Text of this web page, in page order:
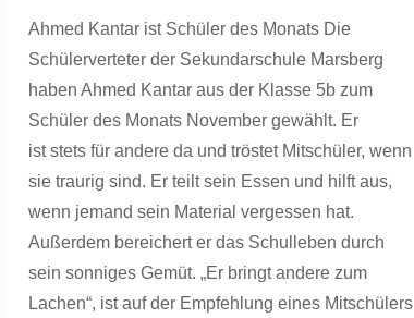
Ahmed Kantar ist Schüler des Monats Die
Schülerverteter der Sekundarschule Marsberg
haben Ahmed Kantar aus der Klasse 5b zum
Schüler des Monats November gewählt. Er
ist stets für andere da und tröstet Mitschüler, wenn
sie traurig sind. Er teilt sein Essen und hilft aus,
wenn jemand sein Material vergessen hat.
Außerdem bereichert er das Schulleben durch
sein sonniges Gemüt. „Er bringt andere zum
Lachen“, ist auf der Empfehlung eines Mitschülers